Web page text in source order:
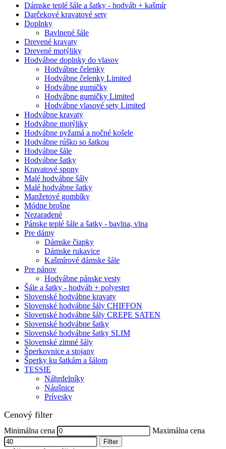
Dámske teplé šále a šatky - hodváb + kašmír
Darčekové kravatové sety
Doplnky
Bavlnené šále
Drevené kravaty
Drevené motýliky
Hodvábne doplnky do vlasov
Hodvábne čelenky
Hodvábne čelenky Limited
Hodvábne gumičky
Hodvábne gumičky Limited
Hodvábne vlasové sety Limited
Hodvábne kravaty
Hodvábne motýliky
Hodvábne pyžamá a nočné košele
Hodvábne rúško so šatkou
Hodvábne šále
Hodvábne šatky
Kravatové spony
Malé hodvábne šály
Malé hodvábne šatky
Manžetové gombíky
Módne brošne
Nezaradené
Pánske teplé šále a šatky - bavlna, vlna
Pre dámy
Dámske čiapky
Dámske rukavice
Kašmírové dámske šále
Pre pánov
Hodvábne pánske vesty
Šále a šatky - hodváb + polyester
Slovenské hodvábne kravaty
Slovenské hodvábne šály CHIFFON
Slovenské hodvábne šály CREPE SATEN
Slovenské hodvábne šatky
Slovenské hodvábne šatky SLIM
Slovenské zimné šály
Šperkovnice a stojany
Šperky ku šatkám a šálom
TESSIE
Náhrdelníky
Náušnice
Prívesky
Cenový filter
Minimálna cena Maximálna cena
Filter